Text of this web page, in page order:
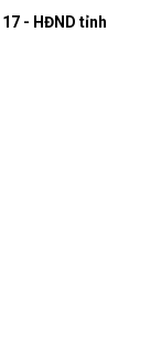
- HĐND tỉnh